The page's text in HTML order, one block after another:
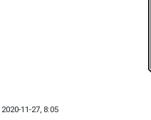
2020-11-27, 8:05